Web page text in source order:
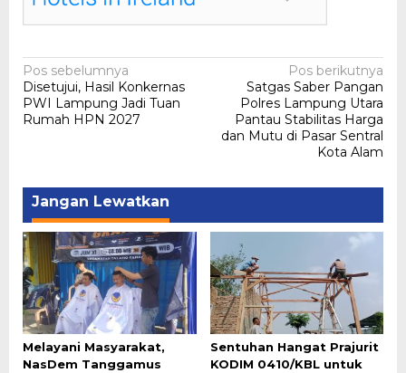
Navigasi
pos
Pos sebelumnya
Disetujui, Hasil Konkernas
PWI Lampung Jadi Tuan
Rumah HPN 2027
Pos berikutnya
Satgas Saber Pangan
Polres Lampung Utara
Pantau Stabilitas Harga
dan Mutu di Pasar Sentral
Kota Alam
Jangan Lewatkan
Melayani Masyarakat,
NasDem Tanggamus
Sentuhan Hangat Prajurit
KODIM 0410/KBL untuk